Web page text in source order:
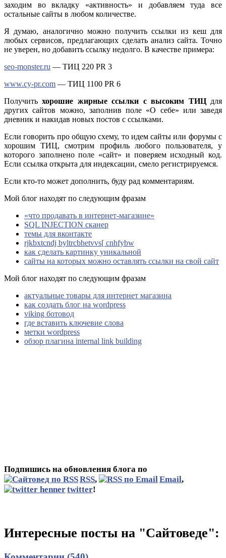
заходим во вкладку «активность» и добавляем туда все
остальные сайты в любом количестве.
Я думаю, аналогично можно получить ссылки из кеш для
любых сервисов, предлагающих сделать анализ сайта. Точно
не уверен, но добавить ссылку недолго. В качестве примера:
seo-monster.ru — ТИЦ 220 PR 3
www.cy-pr.com — ТИЦ 1100 PR 6
Получитьхорошие жирные ссылки с высоким ТИЦдля
других сайтов можно, заполнив поле «О себе» или заведя
дневник и накидав новых постов с ссылками.
Если говорить про общую схему, то идем сайты или форумы с
хорошим ТИЦ, смотрим профиль любого пользователя, у
которого заполнено поле «сайт» и поверяем исходный код.
Если ссылка открыта для индексации, смело регистрируемся.
Если кто-то может дополнить, буду рад комментариям.
Мой блог находят по следующим фразам
«что продавать в интернет-магазине»
SQL INJECTION сканер
темы для вконтакте
rjkbxtcndj byltrcbhetvvs[ cnhfybw
как сделать картинку уникальной
сайты на которых можно оставлять ссылки на свой сайт
Мой блог находят по следующим фразам
актуальные товары для интернет магазина
как создать блог на wordpress
viking ботовод
где вставить ключевие слова
метки wordpress
обзор плагина internal link building
Подпишись на обновления блога по
RSS, Email,
twitter!
Интересные посты на "Сайтоведе":